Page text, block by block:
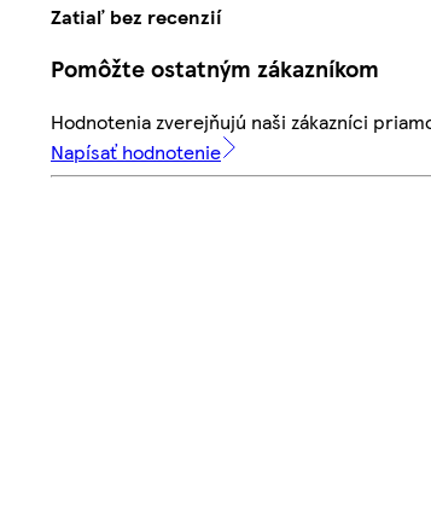
Zatiaľ bez recenzií
Pomôžte ostatným zákazníkom
Hodnotenia zverejňujú naši zákazníci
Napísať hodnotenie